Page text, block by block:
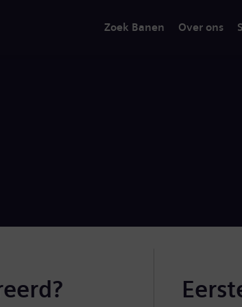
Zoek Banen Over ons